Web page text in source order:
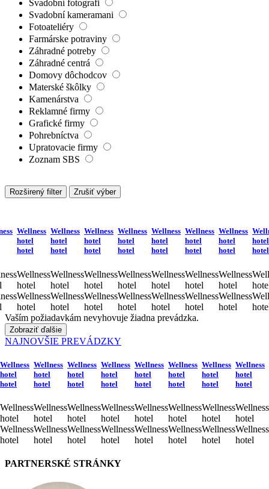
Svadobní fotografi
Svadobní kameramani
Fotoateliéry
Farmárske potraviny
Záhradné potreby
Záhradné centrá
Domovy dôchodcov
Materské škôlky
Kamenárstva
Reklamné firmy
Grafické firmy
Pohrebníctva
Upratovacie firmy
Zoznam SBS
Rozširený filter Zrušiť výber
Wellness
hotel
hotel
Wellness
hotel
Wellness
hotel
Wellness
hotel
hotel
Wellness
hotel
Wellness
hotel
Wellness
hotel
hotel
Wellness
hotel
Wellness
hotel
Wellness
hotel
hotel
Wellness
hotel
Wellness
hotel
Wellness
hotel
hotel
Wellness
hotel
Wellness
hotel
Wellness
hotel
hotel
Wellness
hotel
Wellness
hotel
Wellness
hotel
hotel
Wellness
hotel
Wellness
hotel
hotel
hotel
Vaším požiadavkám nevyhovuje žiadna prevádzka.
Zobraziť ďalšie
NAJNOVŠIE PREVÁDZKY
Wellness
hotel
hotel
Wellness
hotel
Wellness
hotel
Wellness
hotel
hotel
Wellness
hotel
Wellness
hotel
Wellness
hotel
hotel
Wellness
hotel
Wellness
hotel
Wellness
hotel
hotel
Wellness
hotel
Wellness
hotel
Wellness
hotel
hotel
Wellness
hotel
Wellness
hotel
Wellness
hotel
hotel
Wellness
hotel
Wellness
hotel
Wellness
hotel
hotel
Wellness
hotel
Wellness
hotel
Wellness
hotel
hotel
Wellness
hotel
Wellness
hotel
PARTNERSKÉ STRÁNKY